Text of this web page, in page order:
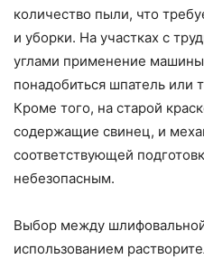
количество пыли, что
и уборки. На участках с
углами применение
понадобиться шпатель или
Кроме того, на старой
содержащие свинец, и
соответствующей
небезопасным.
Выбор между
использованием